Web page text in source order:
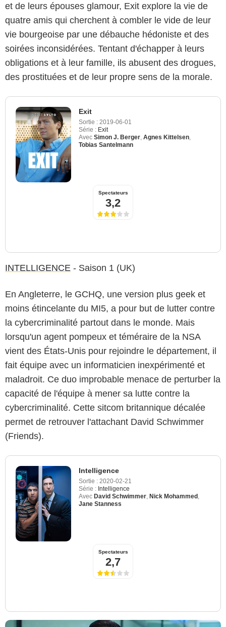
et de leurs épouses glamour, Exit explore la vie de
quatre amis qui cherchent à combler le vide de leur
vie bourgeoise par une débauche hédoniste et des
soirées inconsidérées. Tentant d'échapper à leurs
obligations et à leur famille, ils abusent des drogues,
des prostituées et de leur propre sens de la morale.
Exit
Sortie : 2019-06-01
Série : Exit
Avec Simon J. Berger Agnes Kittelsen
Tobias Santelmann
Spectateurs
3,2
INTELLIGENCE - Saison 1 (UK)
En Angleterre, le GCHQ, une version plus geek et
moins étincelante du MI5, a pour but de lutter contre
la cybercriminalité partout dans le monde. Mais
lorsqu'un agent pompeux et téméraire de la NSA
vient des États-Unis pour rejoindre le département, il
fait équipe avec un informaticien inexpérimenté et
maladroit. Ce duo improbable menace de perturber la
capacité de l'équipe à mener sa lutte contre la
cybercriminalité. Cette sitcom britannique décalée
permet de retrouver l'attachant David Schwimmer
(Friends).
Intelligence
Sortie : 2020-02-21
Série : Intelligence
Avec David Schwimmer Nick Mohammed
Jane Stanness
Spectateurs
2,7